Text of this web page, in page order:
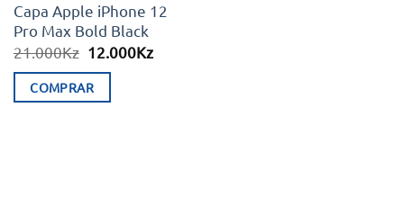
Capa Apple iPhone 12
Pro Max Bold Black
21.000Kz O
original
era:
12.000KzO
COMPRAR